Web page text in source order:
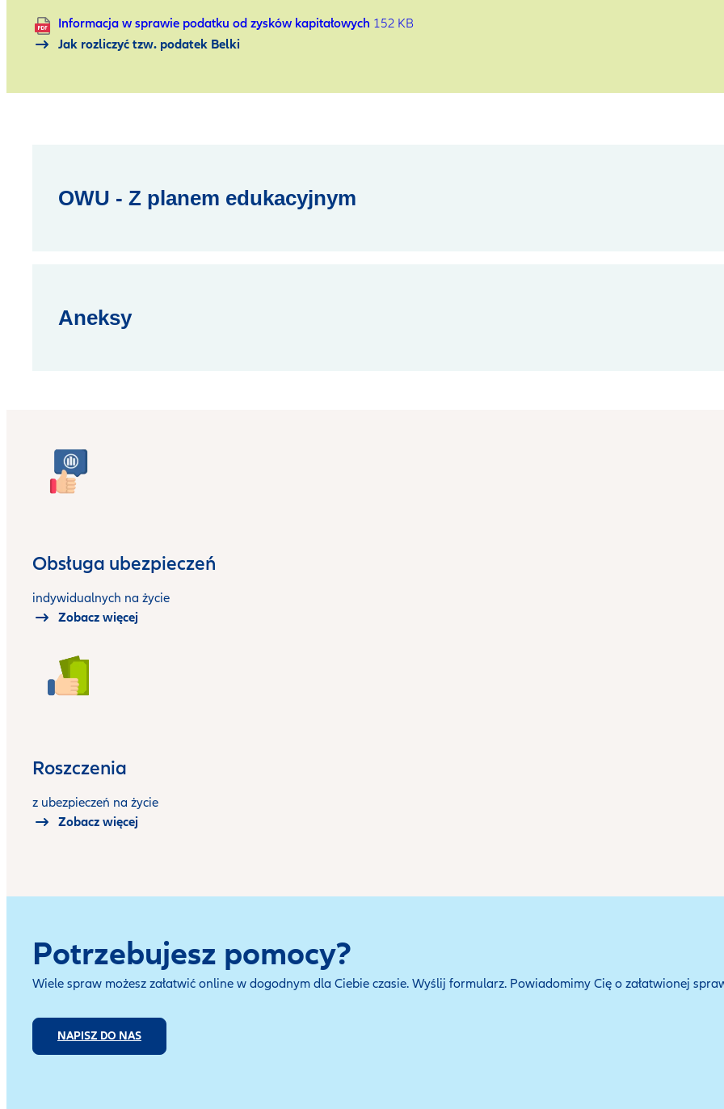
Informacja w sprawie podatku od zysków kapitałowych 152 KB
Jak rozliczyć tzw. podatek Belki
OWU - Z planem edukacyjnym
Aneksy
Obsługa ubezpieczeń
indywidualnych na życie
Zobacz więcej
Roszczenia
z ubezpieczeń na życie
Zobacz więcej
Potrzebujesz pomocy?
Wiele spraw możesz załatwić online w dogodnym dla Ciebie czasie. Wyślij formularz. Powiadomimy Cię o załatwionej
NAPISZ DO NAS